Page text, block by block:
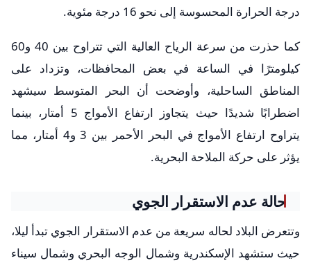
درجة الحرارة المحسوسة إلى نحو 16 درجة مئوية.
كما حذرت من سرعة الرياح العالية التي تتراوح بين 40 و60
كيلومترًا في الساعة في بعض المحافظات، وتزداد على
المناطق الساحلية، وأوضحت أن البحر المتوسط سيشهد
اضطرابًا شديدًا حيث يتجاوز ارتفاع الأمواج 5 أمتار، بينما
يتراوح ارتفاع الأمواج في البحر الأحمر بين 3 و4 أمتار، مما
يؤثر على حركة الملاحة البحرية.
حالة عدم الاستقرار الجوي
وتتعرض البلاد لحاله سريعة من عدم الاستقرار الجوي تبدأ ليلا،
حيث ستشهد الإسكندرية وشمال الوجه البحري وشمال سيناء